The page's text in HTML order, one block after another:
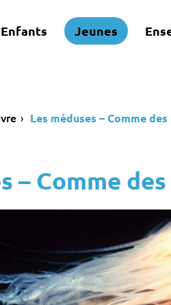
Enfants Jeunes
Les méduses – Comme
– Comme